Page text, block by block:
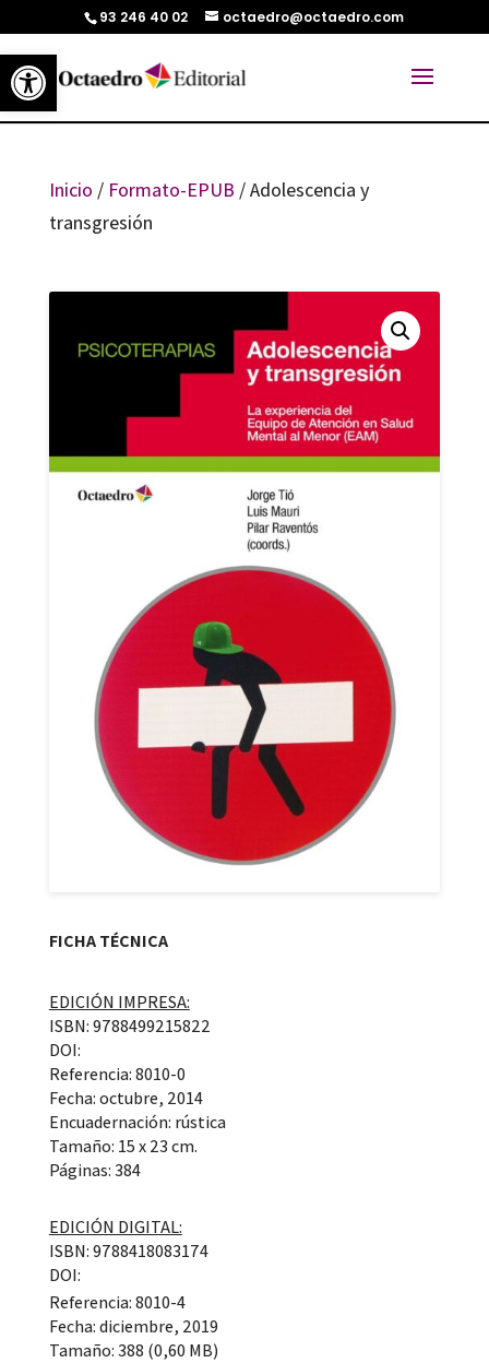
Abrir barra de herramientas
93 246 40 02 octaedro@octaedro.com
Inicio / Formato-EPUB / Adolescencia y
transgresión
FICHA TÉCNICA
EDICIÓN IMPRESA:
ISBN: 9788499215822
DOI:
Referencia: 8010-0
Fecha: octubre, 2014
Encuadernación: rústica
Tamaño: 15 x 23 cm.
Páginas: 384
EDICIÓN DIGITAL:
ISBN: 9788418083174
DOI:
Referencia: 8010-4
Fecha: diciembre, 2019
Tamaño: 388 (0,60 MB)